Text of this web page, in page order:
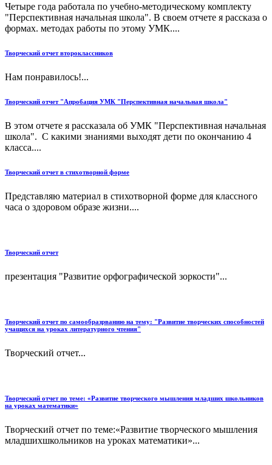
Четыре года работала по учебно-методическому комплекту
"Перспективная начальная школа". В своем отчете я рассказа о
формах. методах работы по этому УМК....
Творческий отчет второклассников
Нам понравилось!...
Творческий отчет "Апробация УМК "Перспективная начальная школа"
В этом отчете я рассказала об УМК "Перспективная начальная
школа". С какими знаниями выходят дети по окончанию 4
класса....
Творческий отчет в стихотворной форме
Представляю материал в стихотворной форме для классного
часа о здоровом образе жизни....
Творческий отчет
презентация "Развитие орфографической зоркости"...
Творческий отчет по самообразрванию на тему: "Развитие творческих способностей
учащихся на уроках литературного чтения"
Творческий отчет...
Творческий отчет по теме: «Развитие творческого мышления младших школьников
на уроках математики»
Творческий отчет по теме:«Развитие творческого мышления
младшихшкольников на уроках математики»...